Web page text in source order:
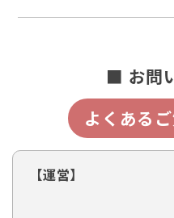
■ お問
よくある
【運営】